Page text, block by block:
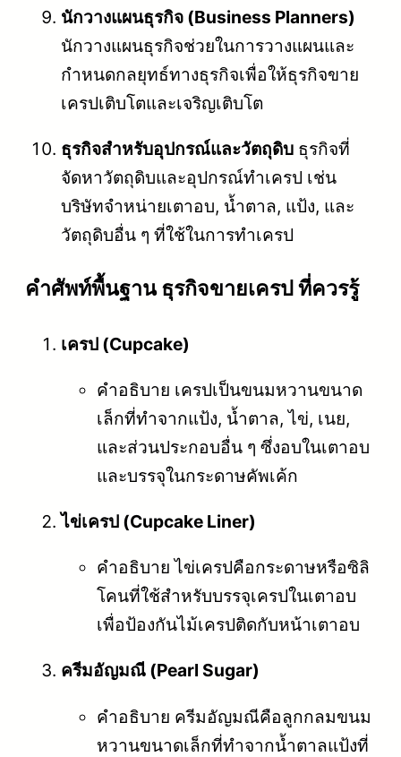
นักวางแผนธุรกิจ (Business Planners)
นักวางแผนธุรกิจช่วยในการวางแผนและ
กำหนดกลยุทธ์ทางธุรกิจเพื่อให้ธุรกิจขาย
เครปเติบโตและเจริญเติบโต
ธุรกิจสำหรับอุปกรณ์และวัตถุดิบ ธุรกิจที่
จัดหาวัตถุดิบและอุปกรณ์ทำเครป เช่น
บริษัทจำหน่ายเตาอบ, น้ำตาล, แป้ง, และ
วัตถุดิบอื่น ๆ ที่ใช้ในการทำเครป
คําศัพท์พื้นฐาน ธุรกิจขายเครป ที่ควรรู้
เครป (Cupcake)
คำอธิบาย เครปเป็นขนมหวานขนาด
เล็กที่ทำจากแป้ง, น้ำตาล, ไข่, เนย,
และส่วนประกอบอื่น ๆ ซึ่งอบในเตาอบ
และบรรจุในกระดาษคัพเค้ก
ไข่เครป (Cupcake Liner)
คำอธิบาย ไข่เครปคือกระดาษหรือซิลิ
โคนที่ใช้สำหรับบรรจุเครปในเตาอบ
เพื่อป้องกันไม้เครปติดกับหน้าเตาอบ
ครีมอัญมณี (Pearl Sugar)
คำอธิบาย ครีมอัญมณีคือลูกกลมขนม
หวานขนาดเล็กที่ทำจากน้ำตาลแป้งที่